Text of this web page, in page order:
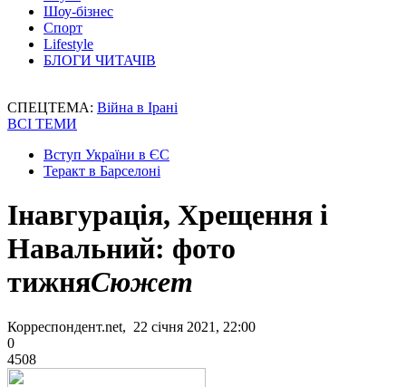
Шоу-бізнес
Спорт
Lifestyle
БЛОГИ ЧИТАЧІВ
СПЕЦТЕМА: Війна в Ірані
ВСІ ТЕМИ
Вступ України в ЄС
Теракт в Барселоні
Інавгурація, Хрещення і
Навальний: фото
тижняСюжет
Корреспондент.net, 22 січня 2021, 22:00
0
4508